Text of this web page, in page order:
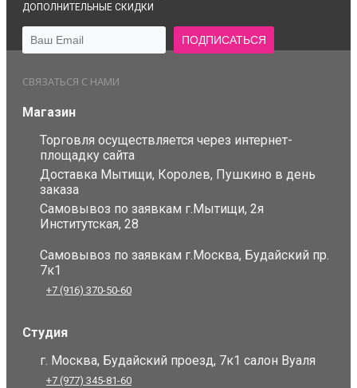
ДОПОЛНИТЕЛЬНЫЕ СКИДКИ
СВЯЗАТЬСЯ С НАМИ
Магазин
Торговля осуществляется через интернет-
площадку сайта
Доставка Мытищи, Королев, Пушкино в день
заказа
Самовывоз по заявкам г.Мытищи, 2я
Институтская, 28
Самовывоз по заявкам г.Москва, Будайский пр.
7к1
+7 (916) 370-50-60
Студия
г. Москва, Будайский проезд, 7к1 салон Вуаля
+7 (977) 345-81-60